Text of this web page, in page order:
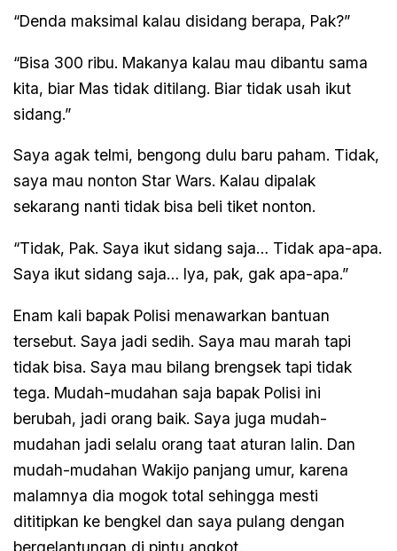
“Denda maksimal kalau disidang berapa, Pak?”
“Bisa 300 ribu. Makanya kalau mau dibantu sama
kita, biar Mas tidak ditilang. Biar tidak usah ikut
sidang.”
Saya agak telmi, bengong dulu baru paham. Tidak,
saya mau nonton Star Wars. Kalau dipalak
sekarang nanti tidak bisa beli tiket nonton.
“Tidak, Pak. Saya ikut sidang saja… Tidak apa-apa.
Saya ikut sidang saja… Iya, pak, gak apa-apa.”
Enam kali bapak Polisi menawarkan bantuan
tersebut. Saya jadi sedih. Saya mau marah tapi
tidak bisa. Saya mau bilang brengsek tapi tidak
tega. Mudah-mudahan saja bapak Polisi ini
berubah, jadi orang baik. Saya juga mudah-
mudahan jadi selalu orang taat aturan lalin. Dan
mudah-mudahan Wakijo panjang umur, karena
malamnya dia mogok total sehingga mesti
dititipkan ke bengkel dan saya pulang dengan
bergelantungan di pintu angkot.